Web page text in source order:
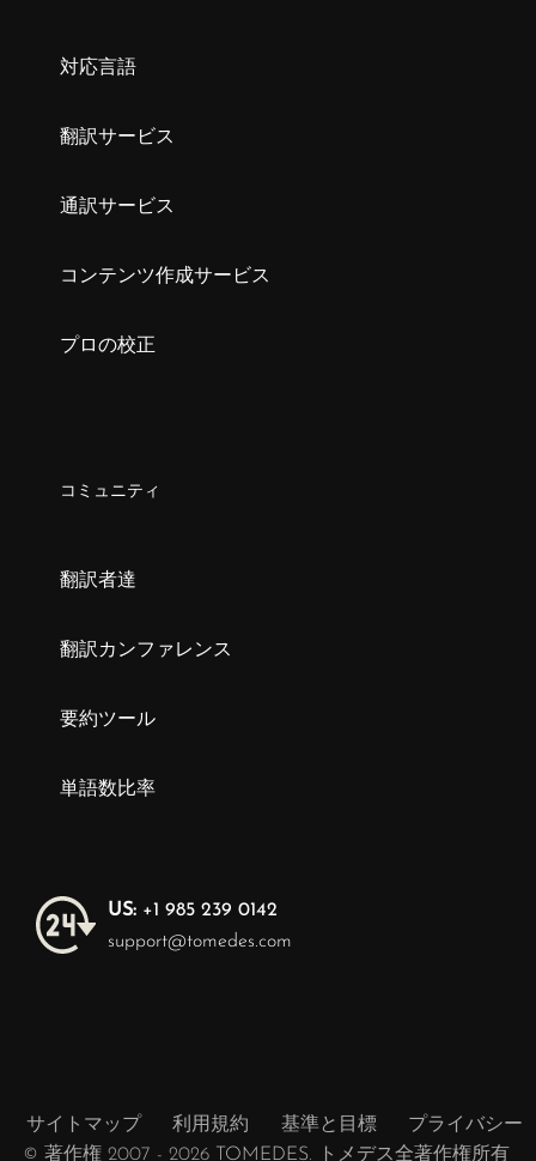
対応言語
翻訳サービス
通訳サービス
コンテンツ作成サービス
プロの校正
コミュニティ
翻訳者達
翻訳カンファレンス
要約ツール
単語数比率
US: +1 985 239 0142
support@tomedes.com
サイトマップ 利用規約 基準と目標
プライバシー
© 著作権 2007 - 2026
TOMEDES. トメデス全著作権所有